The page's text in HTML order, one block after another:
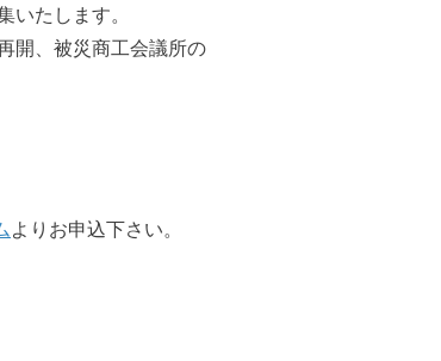
いたします。
開、被災商工会議所の
よりお申込下さい。